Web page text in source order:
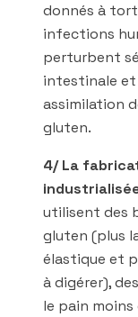
donnés à
infections
perturbent
intestinale et
assimilation
gluten.
4/ La
utilisent des
gluten (plus
élastique et
à digérer),
le pain